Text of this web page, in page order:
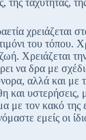
της ταχύτητας,
χρειάζεται
του τόπου.
Χρειάζεται
να δρα με
αλλά και με
και
με τον κακό της
εμείς οι